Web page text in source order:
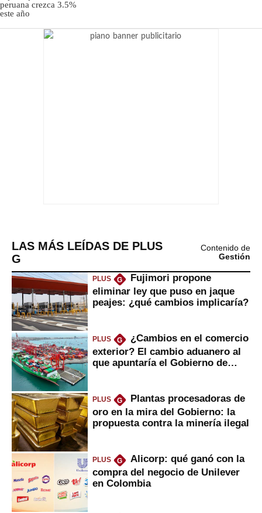
LAS MÁS LEÍDAS DE PLUS
G
Contenido de
Gestión
PLUS G
Fujimori propone
eliminar ley que puso en jaque
peajes: ¿qué cambios implicaría?
PLUS G
¿Cambios en el comercio
exterior? El cambio aduanero al
que apuntaría el Gobierno de
PLUS G
Plantas procesadoras de
oro en la mira del Gobierno: la
propuesta contra la minería ilegal
PLUS G
Alicorp: qué ganó con la
compra del negocio de Unilever
en Colombia